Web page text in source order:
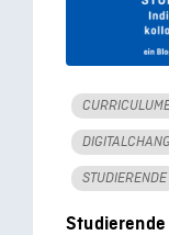
STUDIERENDE